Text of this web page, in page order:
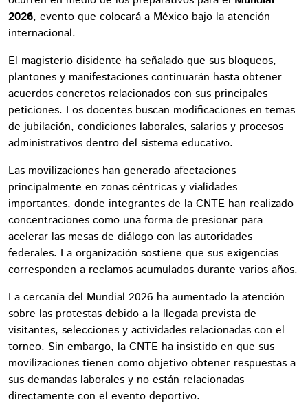
2026, evento que colocará a México bajo la atención
internacional.
El magisterio disidente ha señalado que sus bloqueos,
plantones y manifestaciones continuarán hasta obtener
acuerdos concretos relacionados con sus principales
peticiones. Los docentes buscan modificaciones en temas
de jubilación, condiciones laborales, salarios y procesos
administrativos dentro del sistema educativo.
Las movilizaciones han generado afectaciones
principalmente en zonas céntricas y vialidades
importantes, donde integrantes de la CNTE han realizado
concentraciones como una forma de presionar para
acelerar las mesas de diálogo con las autoridades
federales. La organización sostiene que sus exigencias
corresponden a reclamos acumulados durante varios años.
La cercanía del Mundial 2026 ha aumentado la atención
sobre las protestas debido a la llegada prevista de
visitantes, selecciones y actividades relacionadas con el
torneo. Sin embargo, la CNTE ha insistido en que sus
movilizaciones tienen como objetivo obtener respuestas a
sus demandas laborales y no están relacionadas
directamente con el evento deportivo.